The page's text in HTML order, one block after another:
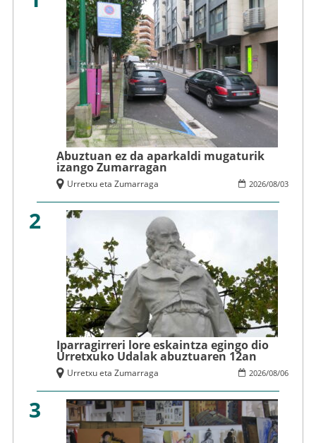
Abuztuan ez da aparkaldi mugaturik
izango Zumarragan
2026/08/03
Urretxu eta Zumarraga
2
Iparragirreri lore eskaintza egingo dio
Urretxuko Udalak abuztuaren 12an
2026/08/06
Urretxu eta Zumarraga
3